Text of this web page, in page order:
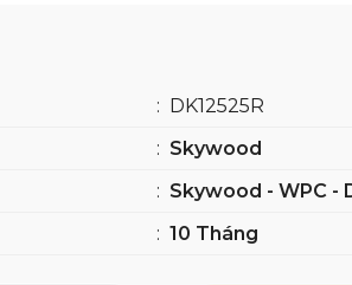
: DK12525R
: Skywood
: Skywood - WPC -
: 10 Tháng